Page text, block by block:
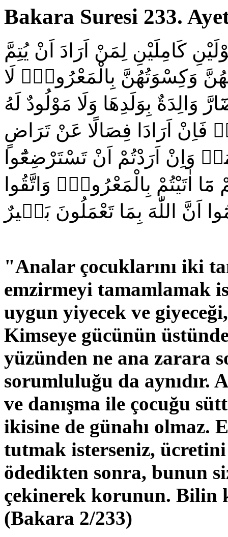
Bakara Suresi 233.
كَامِلَيْنِ لِمَنْ اَرَادَ اَنْ يُتِمَّ
وَكِسْوَتُهُنَّ بِالْمَعْرُوفِۜ لَا
بِوَلَدِهَا وَلَا مَوْلُودٌ لَهُ
اَرَادَا فِصَالًا عَنْ تَرَاضٍ
وَاِنْ اَرَدْتُمْ اَنْ تَسْتَرْضِعُٓوا
مَٓا اٰتَيْتُمْ بِالْمَعْرُوفِۜ وَاتَّقُوا
اَنَّ اللّٰهَ بِمَا تَعْمَلُونَ بَص۪يرٌ
"Analar çocuklarını iki
emzirmeyi tamamlamak
uygun yiyecek ve
Kimseye gücünün
yüzünden ne ana zarara
sorumluluğu da aynıdır.
ve danışma ile çocuğu
ikisine de günahı olmaz.
tutmak isterseniz,
ödedikten sonra, bunun
çekinerek korunun. Bilin
(Bakara 2/233)